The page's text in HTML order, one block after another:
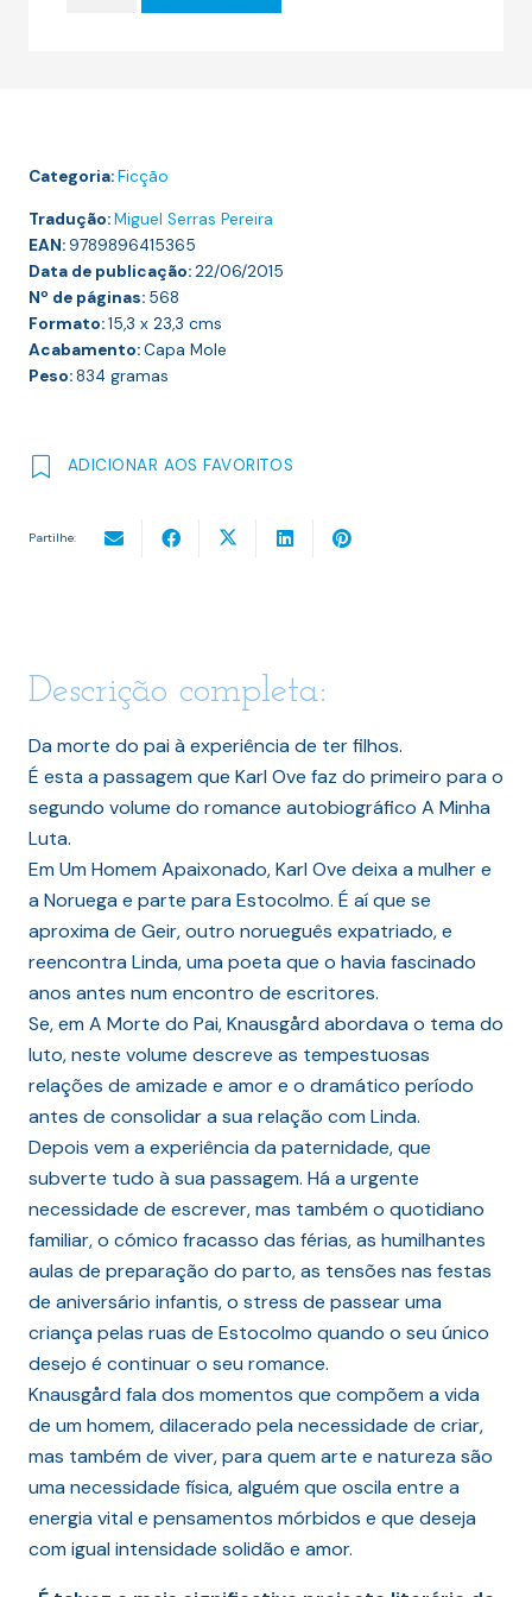
24.00 €.21.60 €.
LUTA
#2)
Categoria:Ficção
Tradução:Miguel Serras Pereira
EAN:9789896415365
Data de publicação:22/06/2015
Nº de páginas: 568
Formato:15,3 x 23,3 cms
Acabamento:Capa Mole
Peso:834 gramas
ADICIONAR AOS FAVORITOS
Partilhe:
Descrição completa:
Da morte do pai à experiência de ter filhos.
É esta a passagem que Karl Ove faz do primeiro para o
segundo volume do romance autobiográfico A Minha
Luta.
Em Um Homem Apaixonado, Karl Ove deixa a mulher e
a Noruega e parte para Estocolmo. É aí que se
aproxima de Geir, outro norueguês expatriado, e
reencontra Linda, uma poeta que o havia fascinado
anos antes num encontro de escritores.
Se, em A Morte do Pai, Knausgård abordava o tema do
luto, neste volume descreve as tempestuosas
relações de amizade e amor e o dramático período
antes de consolidar a sua relação com Linda.
Depois vem a experiência da paternidade, que
subverte tudo à sua passagem. Há a urgente
necessidade de escrever, mas também o quotidiano
familiar, o cómico fracasso das férias, as humilhantes
aulas de preparação do parto, as tensões nas festas
de aniversário infantis, o stress de passear uma
criança pelas ruas de Estocolmo quando o seu único
desejo é continuar o seu romance.
Knausgård fala dos momentos que compõem a vida
de um homem, dilacerado pela necessidade de criar,
mas também de viver, para quem arte e natureza são
uma necessidade física, alguém que oscila entre a
energia vital e pensamentos mórbidos e que deseja
com igual intensidade solidão e amor.